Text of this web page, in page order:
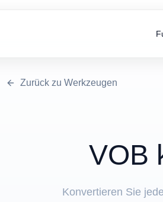
Zurück zu Werkzeugen
⁦VOB⁩
Konvertieren Sie